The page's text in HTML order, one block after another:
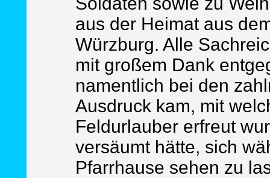
aus der Heimat aus
Würzburg. Alle
mit großem Dank
namentlich bei den
Ausdruck kam, mit
Feldurlauber erfreut
versäumt hätte, sich
Pfarrhause sehen zu